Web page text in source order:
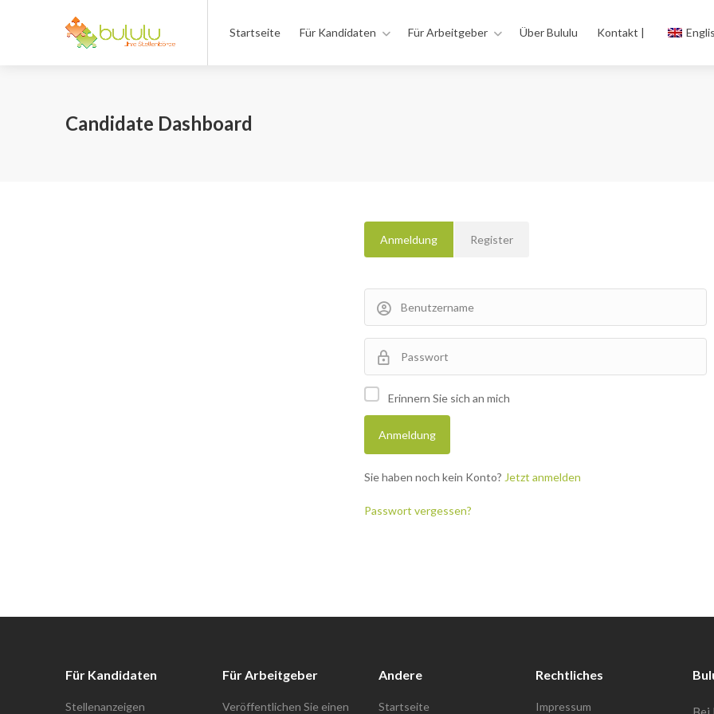
Startseite Für Kandidaten Für Arbeitgeber Über Bululu Kontakt |
Candidate Dashboard
Anmeldung Register
Erinnern Sie sich an mich
Sie haben noch kein Konto? Jetzt anmelden
Passwort vergessen?
Für Kandidaten
Stellenanzeigen
Für Arbeitgeber
Veröffentlichen Sie einen
Andere
Startseite
Rechtliches
Impressum